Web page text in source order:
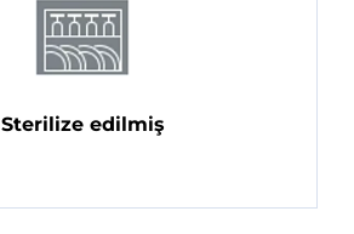
Sterilize edilmiş